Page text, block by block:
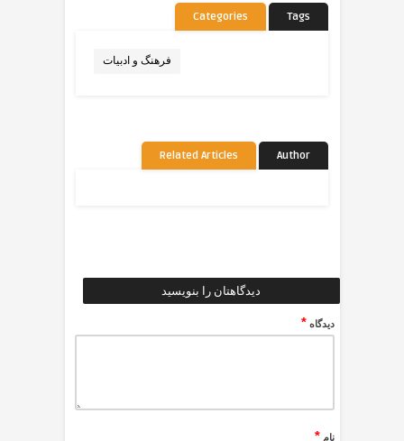
Categories Tags
فرهنگ و ادبیات
Related Articles Author
دیدگاهتان را بنویسید
دیدگاه*
نام*